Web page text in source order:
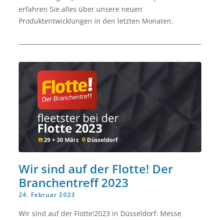
erfahren Sie alles über unsere neuen
Produktentwicklungen in den letzten Monaten.
Wir sind auf der Flotte! Der
Branchentreff 2023
24. Februar 2023
Wir sind auf der Flotte!2023 in Düsseldorf: Messe